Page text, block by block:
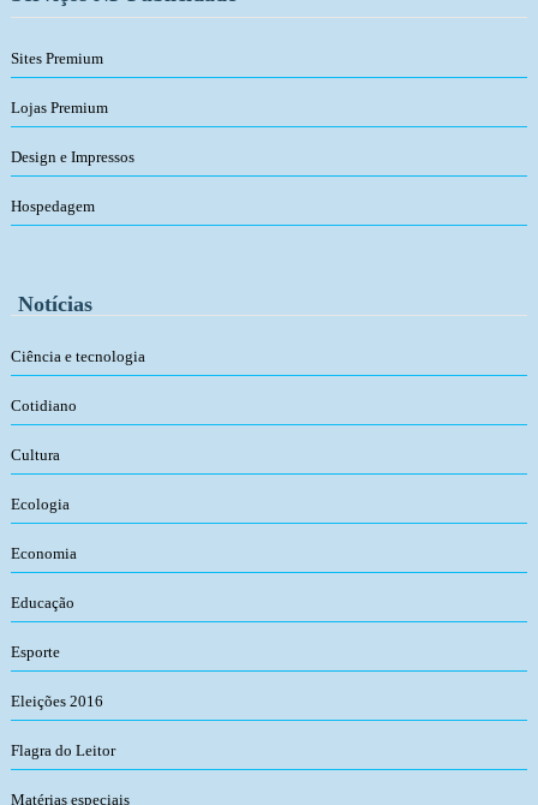
Sites Premium
Lojas Premium
Design e Impressos
Hospedagem
Notícias
Ciência e tecnologia
Cotidiano
Cultura
Ecologia
Economia
Educação
Esporte
Eleições 2016
Flagra do Leitor
Matérias especiais